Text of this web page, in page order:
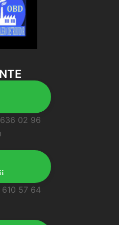
442 636 02 96
811 610 57 64